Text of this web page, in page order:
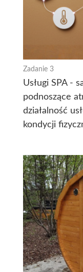
Zadanie 3
Usługi SPA -
podnoszące
działalność
kondycji